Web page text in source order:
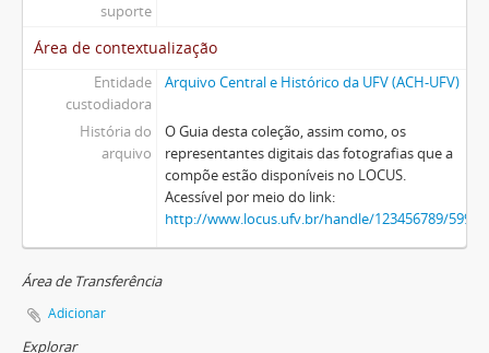
suporte
Área de contextualização
Entidade
custodiadora
Arquivo Central e Histórico da UFV (ACH-UFV)
História do
arquivo
O Guia desta coleção, assim como, os
representantes digitais das fotografias que a
compõe estão disponíveis no LOCUS.
Acessível por meio do link:
http://www.locus.ufv.br/handle/123456789/5993
Área de Transferência
Adicionar
Explorar